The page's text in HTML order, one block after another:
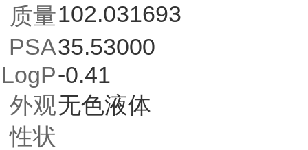
质量102.031693
PSA35.53000
LogP-0.41
外观
性状
无色液体